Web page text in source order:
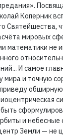
Коперник
Святейшества,
мировых
математики не
И самое
и точную
и
Земли — не